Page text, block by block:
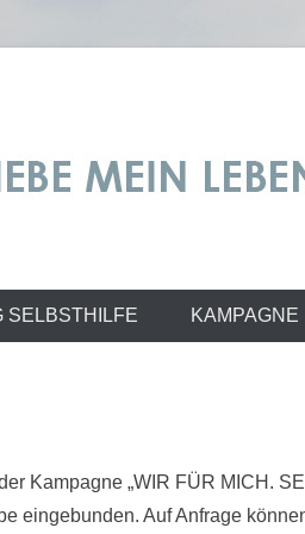
SELBSTHILFE KAMPAGNE
Kampagne „WIR FÜR MICH.
eingebunden. Auf Anfrage